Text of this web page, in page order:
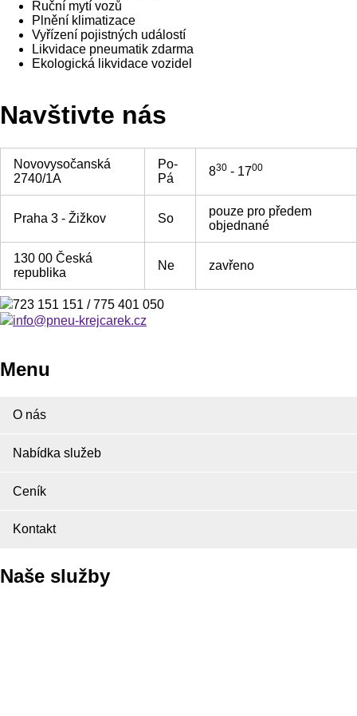
Ruční mytí vozů
Plnění klimatizace
Vyřízení pojistných událostí
Likvidace pneumatik zdarma
Ekologická likvidace vozidel
Navštivte nás
Novovysočanská
2740/1A
Po-
Pá
830 - 1700
Praha 3 - Žižkov So
pouze pro předem
objednané
130 00 Česká
republika
Ne zavřeno
723 151 151 / 775 401 050
info@pneu-krejcarek.cz
Menu
O nás
Nabídka služeb
Ceník
Kontakt
Naše služby